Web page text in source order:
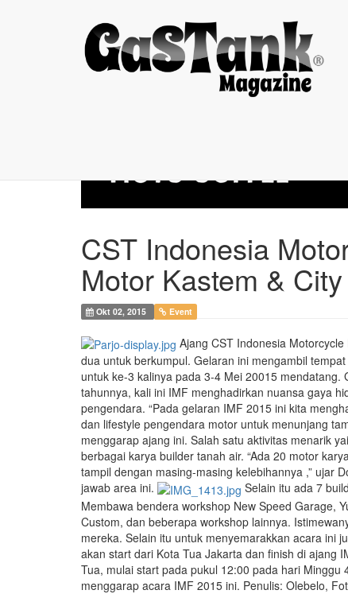
CST Indonesia ...
CST Indonesia
Motor Kastem &
Okt 02, 2015 Event
Ajang CST Indonesia
dua untuk berkumpul. Gelaran ini mengambil
untuk ke-3 kalinya pada 3-4 Mei 20015
tahunnya, kali ini IMF menghadirkan nuansa gaya
pengendara. “Pada gelaran IMF 2015 ini kita
dan lifestyle pengendara motor untuk menunjang
menggarap ajang ini. Salah satu aktivitas menarik
berbagai karya builder tanah air. “Ada 20 motor
tampil dengan masing-masing kelebihannya ,” ujar
jawab area ini.
Selain itu ada 7
Membawa bendera workshop New Speed Garage,
Custom, dan beberapa workshop lainnya.
mereka. Selain itu untuk menyemarakkan acara ini
akan start dari Kota Tua Jakarta dan finish di ajang
Tua, mulai start pada pukul 12:00 pada hari Minggu
menggarap acara IMF 2015 ini. Penulis: Olebelo,